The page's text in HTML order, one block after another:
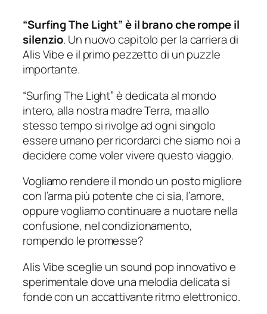
“Surfing The Light” è il brano che rompe il
silenzio. Un nuovo capitolo per la carriera di
Alis Vibe e il primo pezzetto di un puzzle
importante.
“Surfing The Light” è dedicata al mondo
intero, alla nostra madre Terra, ma allo
stesso tempo si rivolge ad ogni singolo
essere umano per ricordarci che siamo noi a
decidere come voler vivere questo viaggio.
Vogliamo rendere il mondo un posto migliore
con l’arma più potente che ci sia, l’amore,
oppure vogliamo continuare a nuotare nella
confusione, nel condizionamento,
rompendo le promesse?
Alis Vibe sceglie un sound pop innovativo e
sperimentale dove una melodia delicata si
fonde con un accattivante ritmo elettronico.